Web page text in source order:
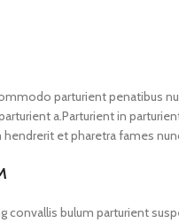
parturient penatibus
a.Parturient in
et pharetra fames
convallis bulum parturient